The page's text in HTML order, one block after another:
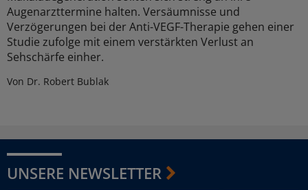
Augenarzttermine halten. Versäumnisse und
Verzögerungen bei der Anti-VEGF-Therapie gehen einer
Studie zufolge mit einem verstärkten Verlust an
Sehschärfe einher.
Von Dr. Robert Bublak
UNSERE NEWSLETTER